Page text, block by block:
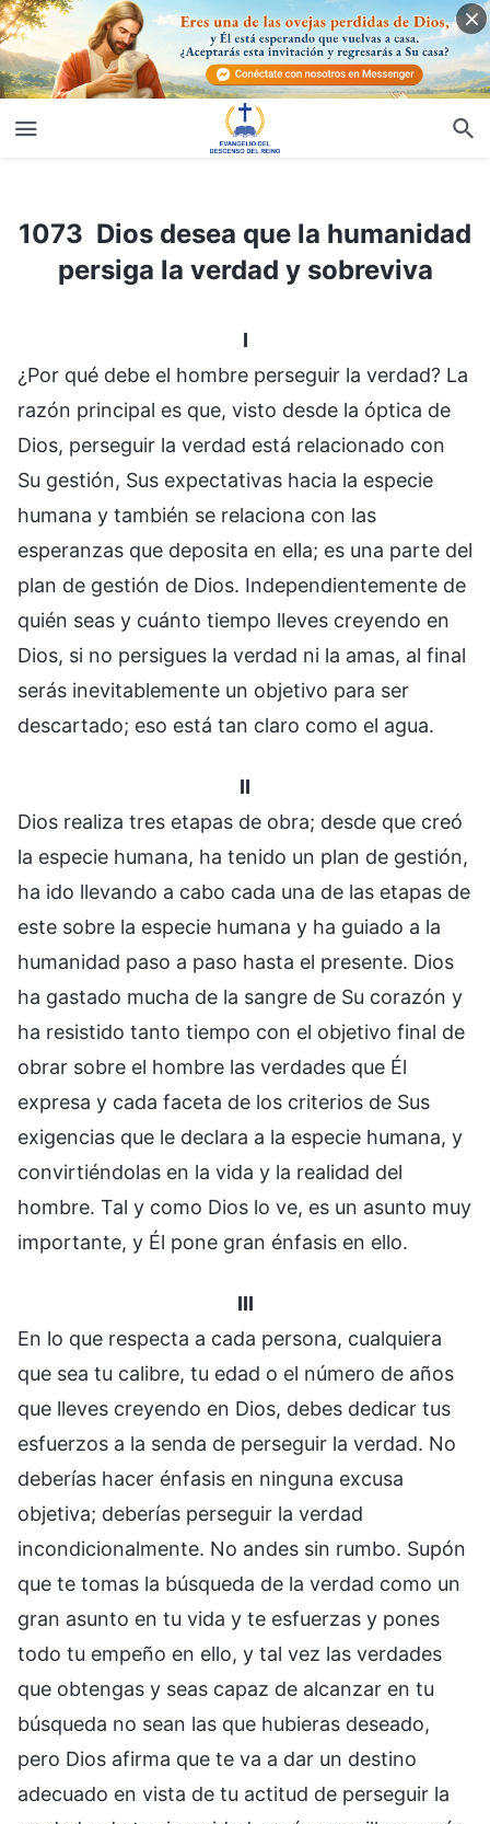
1073 Dios desea que la humanidad
persiga la verdad y sobreviva
I
¿Por qué debe el hombre perseguir la verdad? La
razón principal es que, visto desde la óptica de
Dios, perseguir la verdad está relacionado con
Su gestión, Sus expectativas hacia la especie
humana y también se relaciona con las
esperanzas que deposita en ella; es una parte del
plan de gestión de Dios. Independientemente de
quién seas y cuánto tiempo lleves creyendo en
Dios, si no persigues la verdad ni la amas, al final
serás inevitablemente un objetivo para ser
descartado; eso está tan claro como el agua.
II
Dios realiza tres etapas de obra; desde que creó
la especie humana, ha tenido un plan de gestión,
ha ido llevando a cabo cada una de las etapas de
este sobre la especie humana y ha guiado a la
humanidad paso a paso hasta el presente. Dios
ha gastado mucha de la sangre de Su corazón y
ha resistido tanto tiempo con el objetivo final de
obrar sobre el hombre las verdades que Él
expresa y cada faceta de los criterios de Sus
exigencias que le declara a la especie humana, y
convirtiéndolas en la vida y la realidad del
hombre. Tal y como Dios lo ve, es un asunto muy
importante, y Él pone gran énfasis en ello.
III
En lo que respecta a cada persona, cualquiera
que sea tu calibre, tu edad o el número de años
que lleves creyendo en Dios, debes dedicar tus
esfuerzos a la senda de perseguir la verdad. No
deberías hacer énfasis en ninguna excusa
objetiva; deberías perseguir la verdad
incondicionalmente. No andes sin rumbo. Supón
que te tomas la búsqueda de la verdad como un
gran asunto en tu vida y te esfuerzas y pones
todo tu empeño en ello, y tal vez las verdades
que obtengas y seas capaz de alcanzar en tu
búsqueda no sean las que hubieras deseado,
pero Dios afirma que te va a dar un destino
adecuado en vista de tu actitud de perseguir la